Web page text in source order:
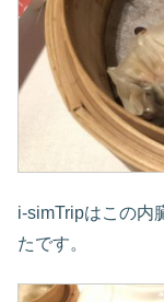
i-simTripはこの内
たです。